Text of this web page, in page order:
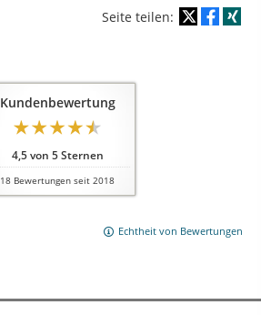
Seite teilen:
Kundenbewertung
4,5von 5Sternen
18 Bewertungen seit 2018
Echtheit von Bewertungen